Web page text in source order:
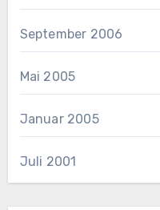
September 2006
Mai 2005
Januar 2005
Juli 2001